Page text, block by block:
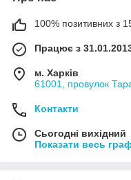
100% позитивних з
Працює з
м. Харків
61001, провулок
Контакти
Сьогодні вихідний
Показати весь